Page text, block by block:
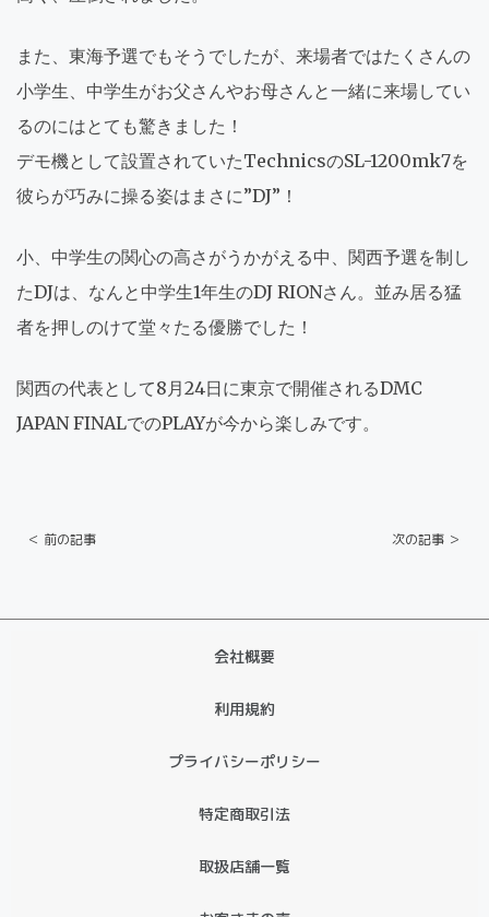
また、東海予選でもそうでしたが、来場者ではたくさんの
小学生、中学生がお父さんやお母さんと一緒に来場してい
るのにはとても驚きました！
デモ機として設置されていたTechnicsのSL-1200mk7を
彼らが巧みに操る姿はまさに”DJ”！
小、中学生の関心の高さがうかがえる中、関西予選を制し
たDJは、なんと中学生1年生のDJ RIONさん。並み居る猛
者を押しのけて堂々たる優勝でした！
関西の代表として8月24日に東京で開催されるDMC
JAPAN FINALでのPLAYが今から楽しみです。
＜ 前の記事 次の記事 ＞
会社概要
利用規約
プライバシーポリシー
特定商取引法
取扱店舗一覧